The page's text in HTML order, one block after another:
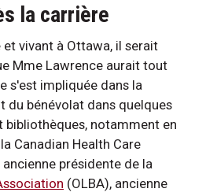
la carrière
vivant à Ottawa, il serait
Mme Lawrence aurait tout
s'est impliquée dans la
du bénévolat dans quelques
bibliothèques, notamment en
Canadian Health Care
présidente de la
(OLBA), ancienne